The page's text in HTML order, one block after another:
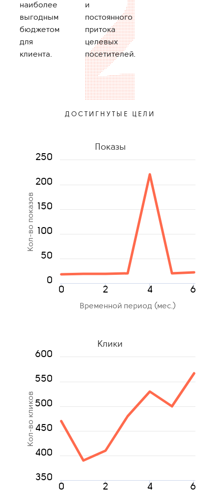
наиболее
выгодным
бюджетом
для
клиента.
и
постоянного
притока
целевых
посетителей.
ДОСТИГНУТЫЕ ЦЕЛИ
Временной период (мес.)
Кол-во показов
Показы
0 2 4 6
0
50
100
150
200
250
Кол-во кликов
Клики
0 2 4 6
350
400
450
500
550
600